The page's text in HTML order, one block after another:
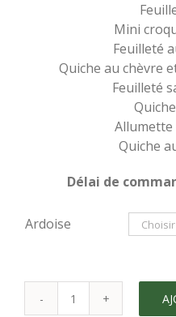
Mini
Feuilleté
Quiche au chèvre
Feuilleté
Allumette
Quiche
Délai de
Ardoise
quantité